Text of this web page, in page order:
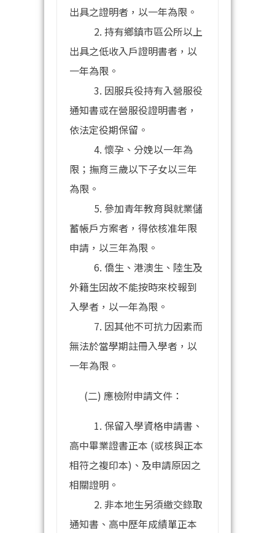
出具之證明者，以一年為限。
2. 持有鄉鎮市區公所以上
出具之低收入戶證明書者，以
一年為限。
3. 因服兵役持有入營服役
通知書或在營服役證明書者，
依法定役期保留。
4. 懷孕、分娩以一年為
限；撫育三歲以下子女以三年
為限。
5. 參加青年教育與就業儲
蓄帳戶方案者，得依核准年限
申請，以三年為限。
6. 僑生、港澳生、陸生及
外籍生因故不能按時來校報到
入學者，以一年為限。
7. 因其他不可抗力因素而
無法於當學期註冊入學者，以
一年為限。
(二) 應檢附申請文件：
1. 保留入學資格申請書、
高中畢業證書正本 (或核與正本
相符之複印本)、及申請原因之
相關證明。
2. 非本地生另須繳交錄取
通知書、高中歷年成績單正本